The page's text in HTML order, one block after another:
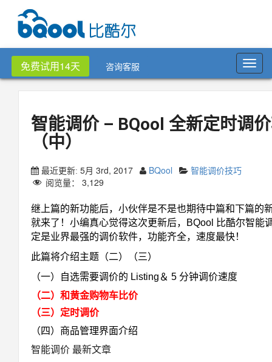
免费试用14天 咨询客服
智能调价 – BQool 全新定时调
（中）
最近更新: 5月 3rd, 2017 BQool
智能调价技巧
阅览量： 3,129
继上篇的新功能后，小伙伴是不是也期待中篇和下篇的
就来了！小编真心觉得这次更新后，BQool 比酷尔智能
定是业界最强的调价软件，功能齐全，速度最快！
此篇将介绍主题（二）（三）
（一）自选需要调价的 Listing＆ 5 分钟调价速度
（二）和黄金购物车比价
（三）定时调价
（四）商品管理界面介绍
智能调价 最新文章